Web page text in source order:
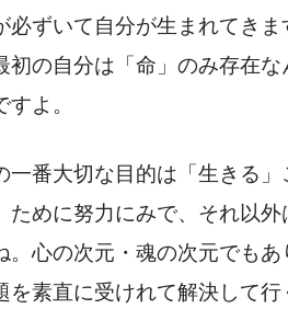
ずいて自分が生まれてきま
初の自分は「命」のみ存在な
よ。
一番大切な目的は「生きる」
ために努力にみで、それ以外
心の次元・魂の次元でもあ
素直に受けれて解決して行